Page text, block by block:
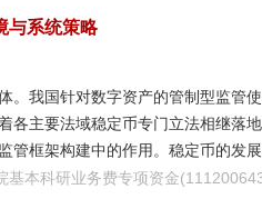
与系统策略
。我国针对数字资产的管制型监管
各主要法域稳定币专门立法相继落
框架构建中的作用。稳定币的发
掣肘。应立足我国数字经济发展需
本科研业务费专项资金